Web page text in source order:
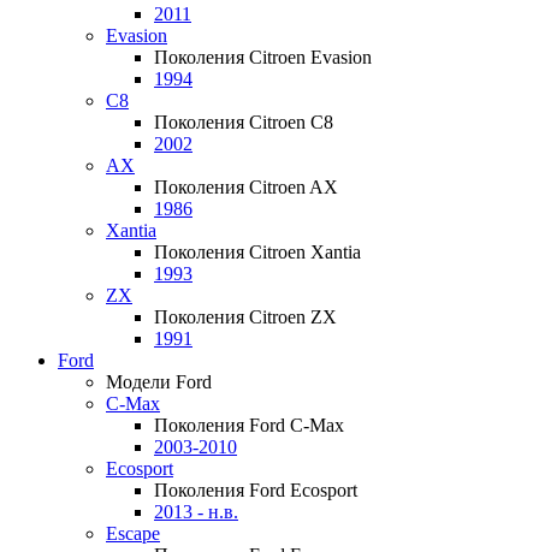
2011
Evasion
Поколения Citroen Evasion
1994
C8
Поколения Citroen C8
2002
AX
Поколения Citroen AX
1986
Xantia
Поколения Citroen Xantia
1993
ZX
Поколения Citroen ZX
1991
Ford
Модели Ford
C-Max
Поколения Ford C-Max
2003-2010
Ecosport
Поколения Ford Ecosport
2013 - н.в.
Escape